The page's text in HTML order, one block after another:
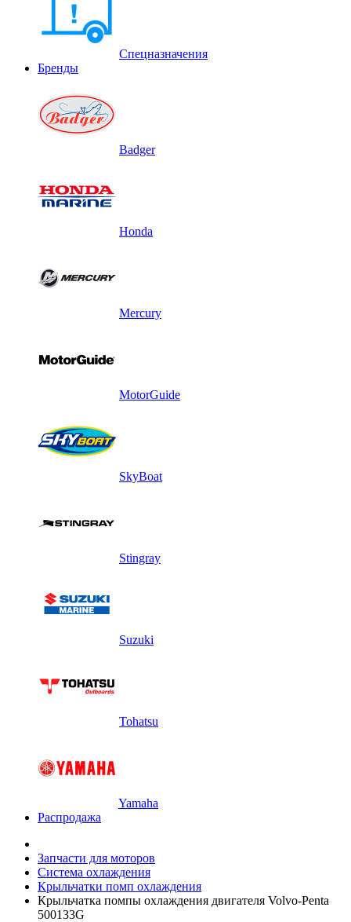
Спецназначения
Бренды
Badger
Honda
Mercury
MotorGuide
SkyBoat
Stingray
Suzuki
Tohatsu
Yamaha
Распродажа
Запчасти для моторов
Система охлаждения
Крыльчатки помп охлаждения
Крыльчатка помпы охлаждения двигателя Volvo-Penta
500133G